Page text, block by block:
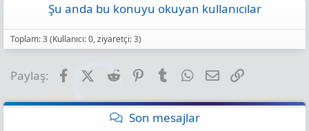
Şu anda bu konuyu okuyan kullanıcılar
Toplam: 3 (Kullanıcı: 0, ziyaretçi: 3)
Paylaş: FacebookX (Twitter)
Reddit PinterestTumblr WhatsApp
E-posta
Son mesajlar